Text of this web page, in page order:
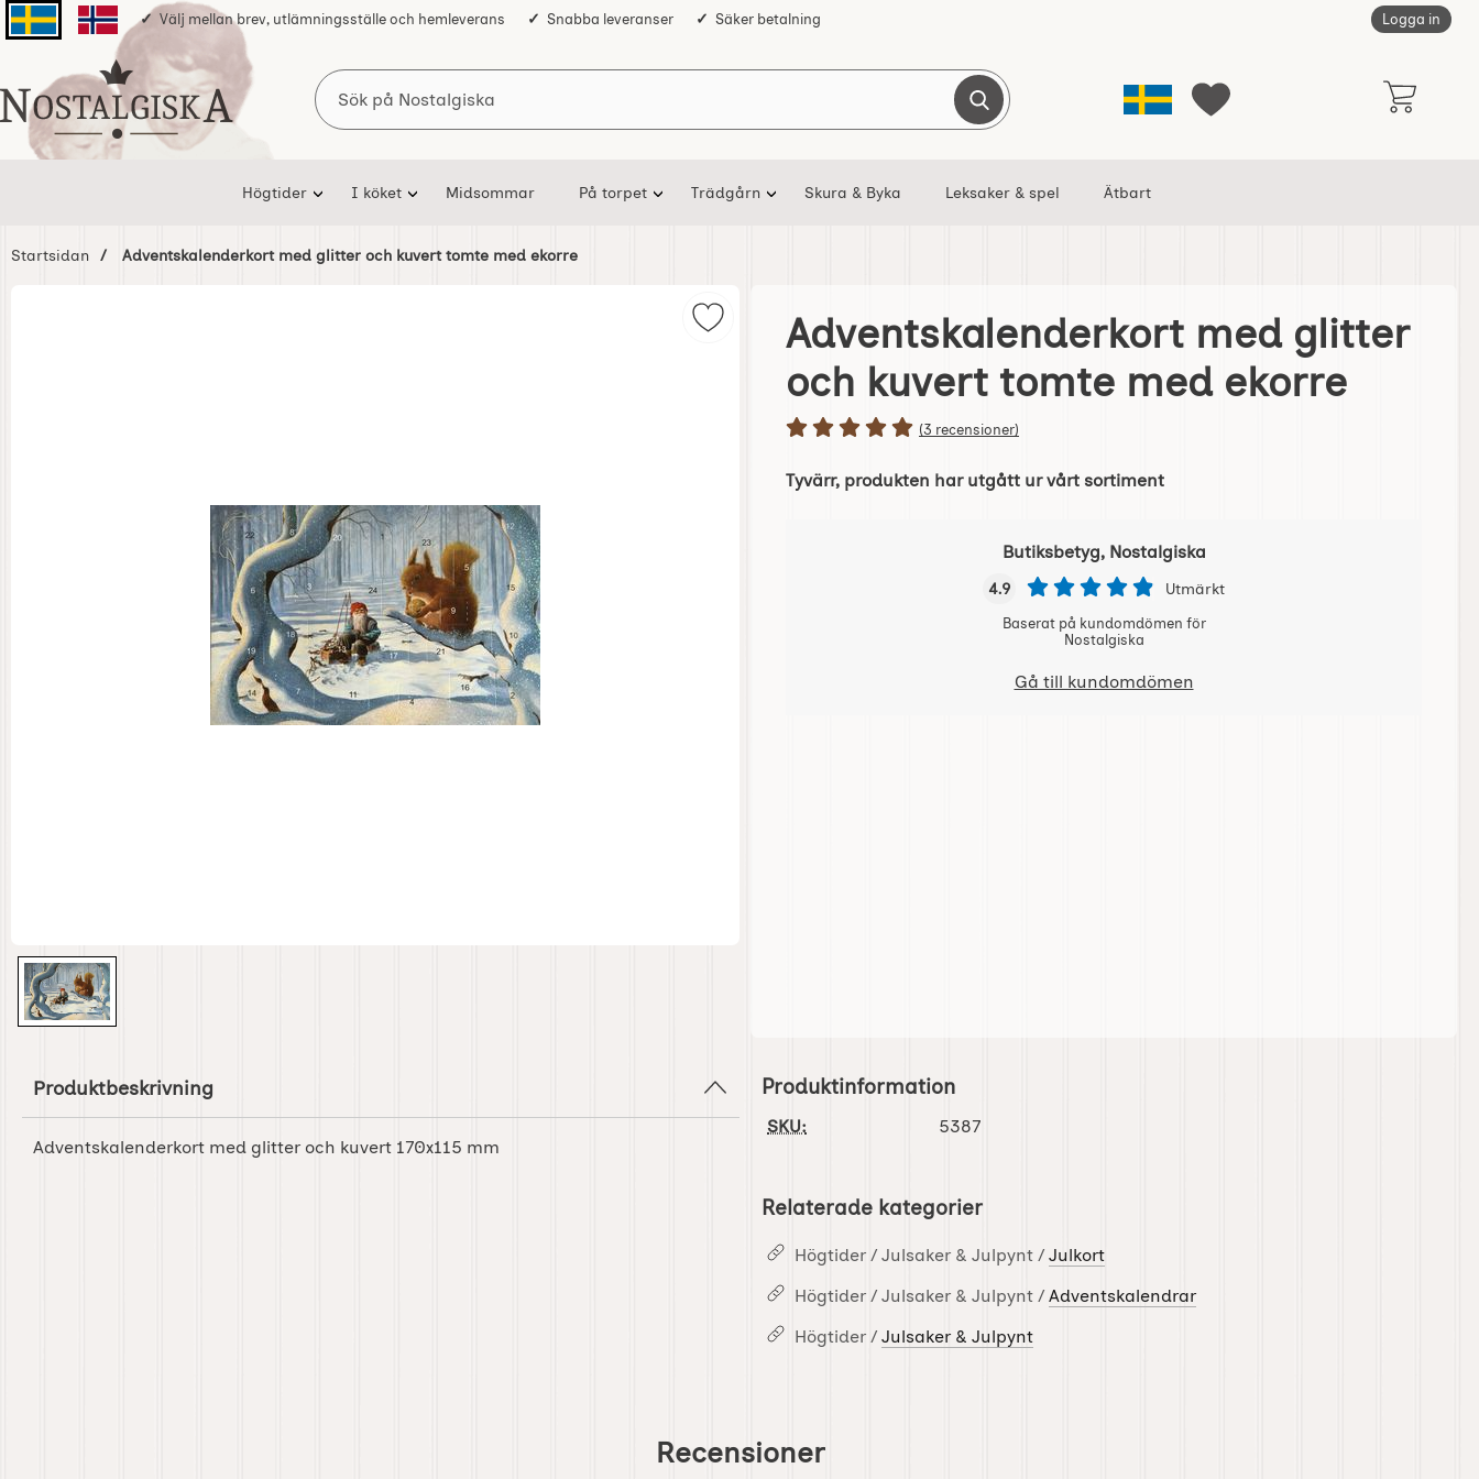
Svenska sidanNorska sidan
Välj mellan brev, utlämningsställe och hemleverans Snabba leveranser Säker betalning Logga in
Startsidan för Nostalgiska Sverige Mina favoriter
Sök
Genomför sökning
Högtider I köket Midsommar På torpet Trädgårn Skura & Byka Leksaker & spel Ätbart
Startsidan Adventskalenderkort med glitter och kuvert tomte med ekorre
Markera adventskalenderkort med glitter och kuvert tomte med ekorre som favorit
Adventskalenderkort med glitter
och kuvert tomte med ekorre
Betyg: 5 stjärnor av 5
(3 recensioner)
Tyvärr, produkten har utgått ur vårt sortiment
Butiksbetyg, Nostalgiska
4.9 Utmärkt
Baserat på kundomdömen för
Nostalgiska
Gå till kundomdömen
Produktbeskrivning
Adventskalenderkort med glitter och kuvert 170x115 mm
Produktinformation
SKU: 5387
Relaterade kategorier
Högtider / Julsaker & Julpynt / Julkort
Högtider / Julsaker & Julpynt / Adventskalendrar
Högtider / Julsaker & Julpynt
Recensioner